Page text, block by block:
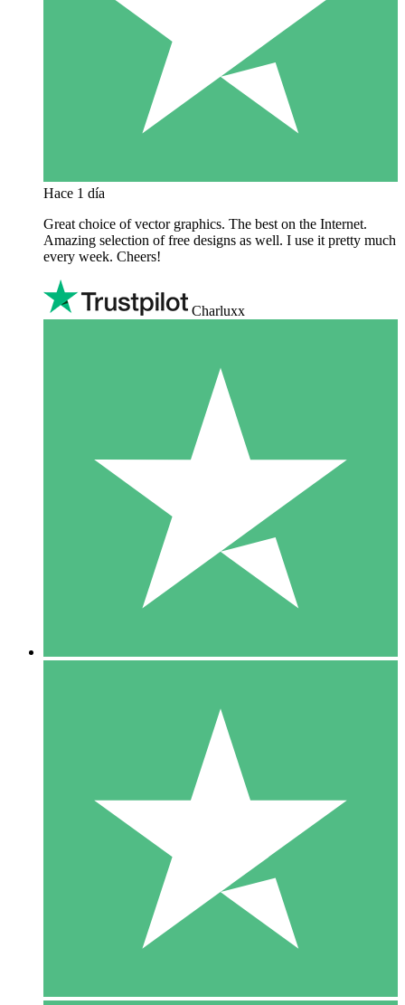
Hace 1 día
Great choice of vector graphics. The best on the Internet.
Amazing selection of free designs as well. I use it pretty much
every week. Cheers!
Charluxx